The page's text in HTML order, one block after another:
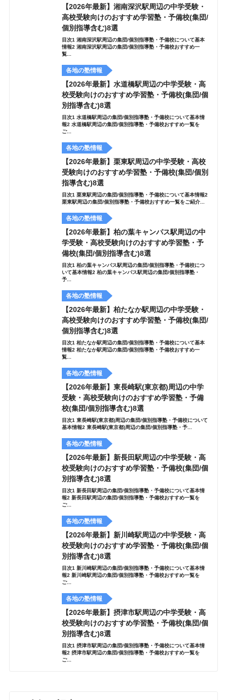
【2026年最新】湘南深沢駅周辺の中学受験・
高校受験向けのおすすめ学習塾・予備校(集団/
個別指導含む)8選
目次1 湘南深沢駅周辺の集団/個別指導塾・予備校について基本
情報2 湘南深沢駅周辺の集団/個別指導塾・予備校おすすめ一
覧...
各地の塾情報
【2026年最新】水道橋駅周辺の中学受験・高
校受験向けのおすすめ学習塾・予備校(集団/個
別指導含む)8選
目次1 水道橋駅周辺の集団/個別指導塾・予備校について基本情
報2 水道橋駅周辺の集団/個別指導塾・予備校おすすめ一覧を
ご...
各地の塾情報
【2026年最新】栗東駅周辺の中学受験・高校
受験向けのおすすめ学習塾・予備校(集団/個別
指導含む)8選
目次1 栗東駅周辺の集団/個別指導塾・予備校について基本情報2
栗東駅周辺の集団/個別指導塾・予備校おすすめ一覧をご紹介...
各地の塾情報
【2026年最新】柏の葉キャンパス駅周辺の中
学受験・高校受験向けのおすすめ学習塾・予
備校(集団/個別指導含む)8選
目次1 柏の葉キャンパス駅周辺の集団/個別指導塾・予備校につ
いて基本情報2 柏の葉キャンパス駅周辺の集団/個別指導塾・
予...
各地の塾情報
【2026年最新】柏たなか駅周辺の中学受験・
高校受験向けのおすすめ学習塾・予備校(集団/
個別指導含む)8選
目次1 柏たなか駅周辺の集団/個別指導塾・予備校について基本
情報2 柏たなか駅周辺の集団/個別指導塾・予備校おすすめ一
覧...
各地の塾情報
【2026年最新】東長崎駅(東京都)周辺の中学
受験・高校受験向けのおすすめ学習塾・予備
校(集団/個別指導含む)8選
目次1 東長崎駅(東京都)周辺の集団/個別指導塾・予備校について
基本情報2 東長崎駅(東京都)周辺の集団/個別指導塾・予...
各地の塾情報
【2026年最新】新長田駅周辺の中学受験・高
校受験向けのおすすめ学習塾・予備校(集団/個
別指導含む)8選
目次1 新長田駅周辺の集団/個別指導塾・予備校について基本情
報2 新長田駅周辺の集団/個別指導塾・予備校おすすめ一覧を
ご...
各地の塾情報
【2026年最新】新川崎駅周辺の中学受験・高
校受験向けのおすすめ学習塾・予備校(集団/個
別指導含む)8選
目次1 新川崎駅周辺の集団/個別指導塾・予備校について基本情
報2 新川崎駅周辺の集団/個別指導塾・予備校おすすめ一覧を
ご...
各地の塾情報
【2026年最新】摂津市駅周辺の中学受験・高
校受験向けのおすすめ学習塾・予備校(集団/個
別指導含む)8選
目次1 摂津市駅周辺の集団/個別指導塾・予備校について基本情
報2 摂津市駅周辺の集団/個別指導塾・予備校おすすめ一覧を
ご...